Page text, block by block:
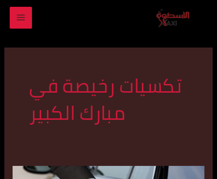
تكسيات رخيصة في
مبارك الكبير